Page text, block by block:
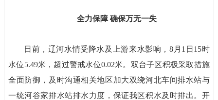
全力保障 确保万无一失
日前，辽河水情受降水及上游来水影响，8月1日15时
水位5.49米，超过警戒水位0.02米。双台子区积极采取措施
全面防御，及时沟通相关地区加大双绕河北车间排水站与
一统河谷家排水站排水力度，保证我区积水及时排出。开